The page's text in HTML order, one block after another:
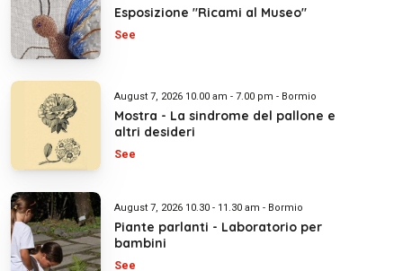
Esposizione "Ricami al Museo"
See
August 7, 2026 10.00 am - 7.00 pm - Bormio
Mostra - La sindrome del pallone e
altri desideri
See
August 7, 2026 10.30 - 11.30 am - Bormio
Piante parlanti - Laboratorio per
bambini
See